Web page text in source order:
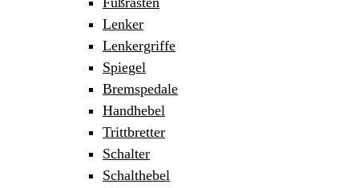
Lenker
Lenkergriffe
Spiegel
Bremspedale
Handhebel
Trittbretter
Schalter
Schalthebel